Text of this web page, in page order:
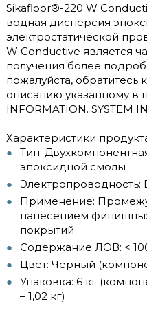
Sikafloor®-220 W
водная дисперсия
электростатической
W Conductive является
получения более
пожалуйста, обратитесь
описанию указанному в
INFORMATION. SYSTEM
Характеристики
Тип:
эпоксидной смолы
Электропроводность:
Применение:
нанесением
покрытий
Содержание ЛОВ: <
Цвет: Черный
Упаковка: 6 кг
– 1,02 кг)